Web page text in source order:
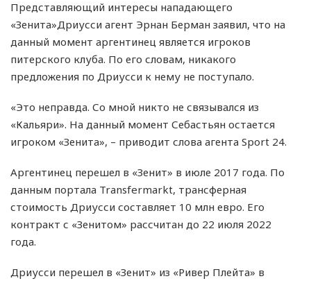
Представляющий интересы нападающего
«Зенита»Дриусси агент Эрнан Берман заявил, что на
данный момент аргентинец является игроков
питерского клуба. По его словам, никакого
предложения по Дриусси к нему не поступало.
«Это неправда. Со мной никто не связывался из
«Кальяри». На данный момент Себастьян остается
игроком «Зенита», – приводит слова агента Sport 24.
Аргентинец перешел в «Зенит» в июле 2017 года. По
данным портала Transfermarkt, трансферная
стоимость Дриусси составляет 10 млн евро. Его
контракт с «Зенитом» рассчитан до 22 июля 2022
года.
Дриусси перешел в «Зенит» из «Ривер Плейта» в